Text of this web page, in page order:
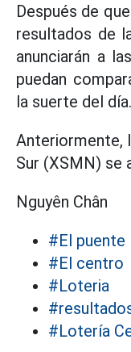
Después de
resultados de
anunciarán a
puedan
la suerte del día.
Anteriormente,
Sur (XSMN) se
Nguyên Chân
#El puente
#El centro
#Loteria
#Lotería